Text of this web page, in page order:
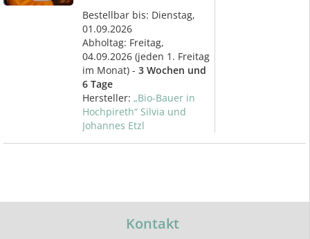
Bestellbar bis: Dienstag,
01.09.2026
Abholtag: Freitag,
04.09.2026(jeden 1. Freitag
im Monat) - 3 Wochen und
6 Tage
Hersteller: „Bio-Bauer in
Hochpireth“ Silvia und
Johannes Etzl
Kontakt